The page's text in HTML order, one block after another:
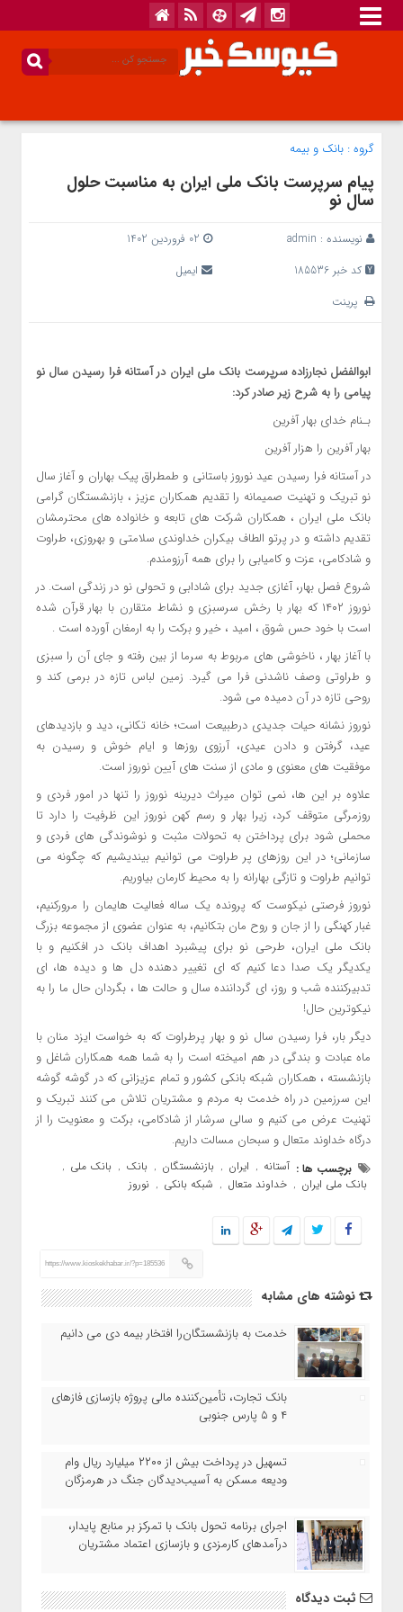
گروه : بانک‌ و بیمه
پیام سرپرست بانک ملی ایران به مناسبت حلول
سال نو
نویسنده : admin
کد خبر 185536
ایمیل
پرینت
ابوالفضل نجارزاده سرپرست بانک ملی ایران در آستانه فرا رسیدن سال نو
پیامی را به شرح زیر صادر کرد:
بـنام خدای بهار آفرین
بهار آفرین را هزار آفرین
در آستانه فرا رسیدن عید نوروز باستانی و طمطراق پیک بهاران و آغاز سال
نو تبریک و تهنیت صمیمانه را تقدیم همکاران عزیز ، بازنشستگان گرامی
بانک ملی ایران ، همکاران شرکت های تابعه و خانواده های محترمشان
تقدیم داشته و در پرتو الطاف بیکران خداوندی سلامتی و بهروزی، طراوت
و شادکامی، عزت و کامیابی را برای همه آرزومندم.
شروع فصل بهار، آغازی جدید برای شادابی و تحولی نو در زندگی است. در
نوروز ۱۴۰۲ که بهار با رخش سرسبزی و نشاط متقارن با بهار قرآن شده
است با خود حس شوق ، امید ، خیر و برکت را به ارمغان آورده است .
با آغاز بهار ، ناخوشی های مربوط به سرما از بین رفته و جای آن را سبزی
و طراوتی وصف ناشدنی فرا می گیرد. زمین لباس تازه در برمی کند و
روحی تازه در آن دمیده می شود.
نوروز نشانه حیات جدیدی درطبیعت است؛ خانه تکانی، دید و بازدیدهای
عید، گرفتن و دادن عیدی، آرزوی روزها و ایام خوش و رسیدن به
موفقیت های معنوی و مادی از سنت های آیین نوروز است.
علاوه بر این ها، نمی توان میراث دیرینه نوروز را تنها در امور فردی و
روزمرگی متوقف کرد، زیرا بهار و رسم کهن نوروز این ظرفیت را دارد تا
محملی شود برای پرداختن به تحولات مثبت و نوشوندگی های فردی و
سازمانی؛ در این روزهای پر طراوت می توانیم بیندیشیم که چگونه می
توانیم طراوت و تازگی بهارانه را به محیط کارمان بیاوریم.
نوروز فرصتی نیکوست که پرونده یک ساله فعالیت هایمان را مرورکنیم،
غبار کهنگی را از جان و روح مان بتکانیم، به عنوان عضوی از مجموعه بزرگ
بانک ملی ایران، طرحی نو برای پیشبرد اهداف بانک در افکنیم و با
یکدیگر یک صدا دعا کنیم که ای تغییر دهنده دل ها و دیده‏ ها، ای
تدبیرکننده شب و روز، ای گرداننده سال و حالت ها ، بگردان حال ما را به
نیکوترین حال!
دیگر بار، فرا رسیدن سال نو و بهار پرطراوت که به خواست ایزد منان با
ماه عبادت و بندگی در هم امیخته است را به شما همه همکاران شاغل و
بازنشسته ، همکاران شبکه بانکی کشور و تمام عزیزانی که در گوشه گوشه
این سرزمین در راه خدمت به مردم و مشتریان تلاش می کنند تبریک و
تهنیت عرض می کنیم و سالی سرشار از شادکامی، برکت و معنویت را از
درگاه خداوند متعال و سبحان مسالت داریم.
برچسب ها : آستانه , ایران , بازنشستگان , بانک , بانک ملی ,
بانک ملی ایران , خداوند متعال , شبکه بانکی , نوروز
https://www.kioskekhabar.ir/?p=185536
نوشته های مشابه
خدمت به بازنشستگان‌را افتخار بیمه دی می دانیم
بانک تجارت، تأمین‌کننده مالی پروژه بازسازی فازهای
۴ و ۵ پارس جنوبی
تسهیل در پرداخت بیش از ۲۲۰۰ میلیارد ریال وام
ودیعه مسکن به آسیب‌دیدگان جنگ در هرمزگان
اجرای برنامه تحول بانک با تمرکز بر منابع پایدار،
درآمدهای کارمزدی و بازسازی اعتماد مشتریان
ثبت دیدگاه